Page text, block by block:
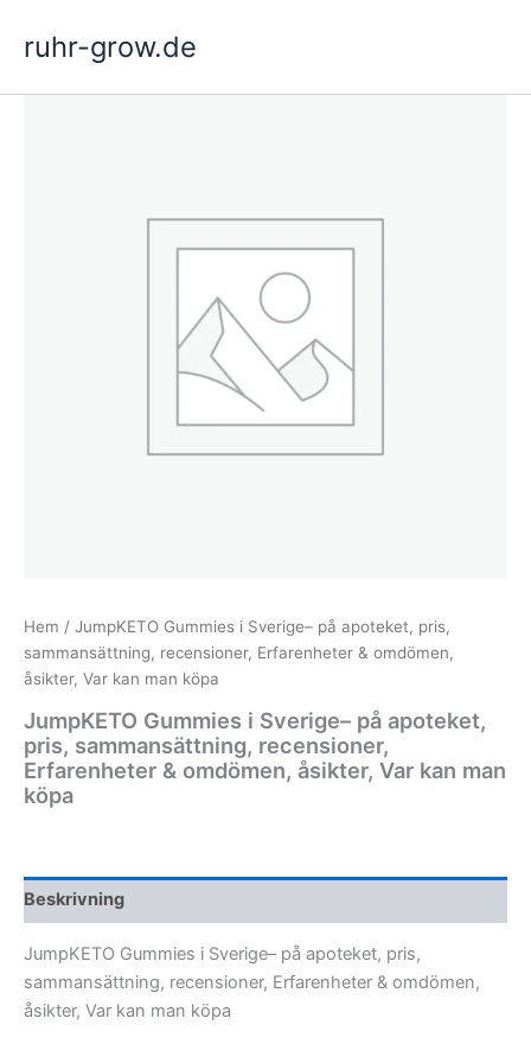
ruhr-grow.de
Hem / JumpKETO Gummies i Sverige– på apoteket, pris,
sammansättning, recensioner, Erfarenheter & omdömen,
åsikter, Var kan man köpa
JumpKETO Gummies i Sverige– på apoteket,
pris, sammansättning, recensioner,
Erfarenheter & omdömen, åsikter, Var kan man
köpa
Beskrivning
JumpKETO Gummies i Sverige– på apoteket, pris,
sammansättning, recensioner, Erfarenheter & omdömen,
åsikter, Var kan man köpa